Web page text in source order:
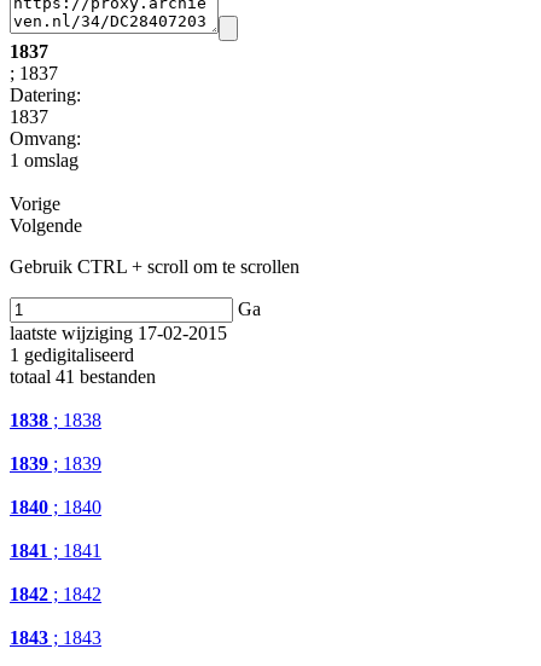
1837
; 1837
Datering:
1837
Omvang:
1 omslag
Vorige
Volgende
Gebruik CTRL + scroll om te scrollen
Ga
laatste wijziging 17-02-2015
1 gedigitaliseerd
totaal 41 bestanden
1838 ; 1838
1839 ; 1839
1840 ; 1840
1841 ; 1841
1842 ; 1842
1843 ; 1843